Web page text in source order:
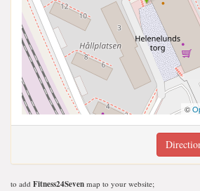
©
to add Fitness24Seven map to your website;